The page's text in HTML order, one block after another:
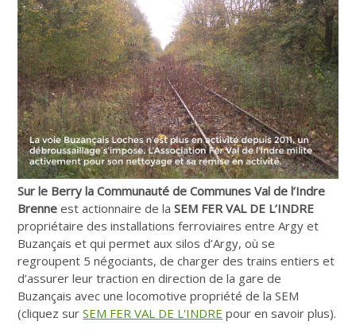
Sur le Berry la Communauté de Communes Val de l’Indre
Brenne est actionnaire de laSEM FER VAL DE L’INDRE
propriétaire des installations ferroviaires entre Argy et
Buzançais et qui permet aux silos d’Argy, où se
regroupent 5 négociants, de charger des trains entiers et
d’assurer leur traction en direction de la gare de
Buzançais avec une locomotive propriété de la SEM
(cliquez surSEM FER VAL DE L'INDRE pour en savoir plus).